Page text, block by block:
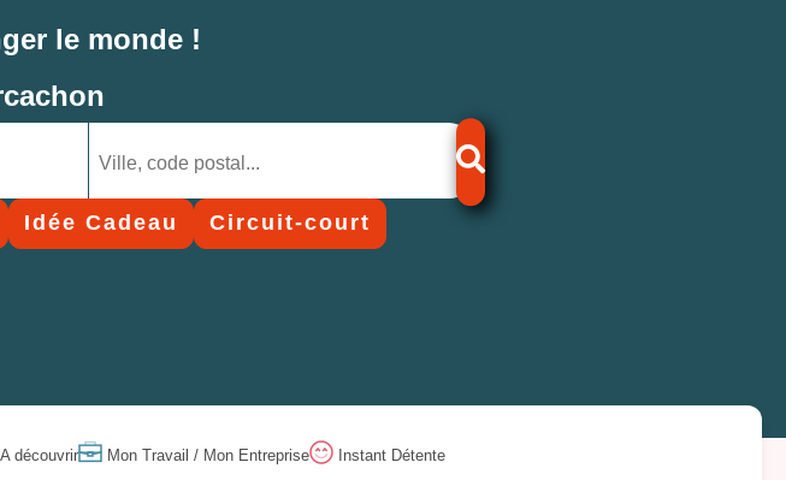
le monde !
Idée Cadeau Circuit-court
A découvrir Mon Travail / Mon Entreprise Instant Détente